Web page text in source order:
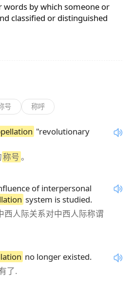
by which someone or
classified or distinguished
号 称呼
"revolutionary
称号。
of interpersonal
system is studied.
西人际关系对中西人际称谓
no longer existed.
了.